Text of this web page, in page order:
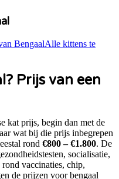
BengaalAlle kittens te
? Prijs van een
kat prijs, begin dan met de
wat bij die prijs inbegrepen
rond €800 – €1.800. De
socialisatie,
vaccinaties, chip,
de prijzen voor bengaal